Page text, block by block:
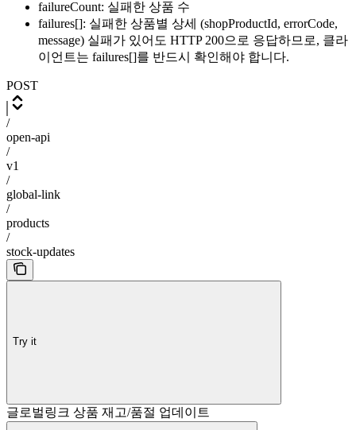
failureCount: 실패한 상품 수
failures[]: 실패한 상품별 상세 (shopProductId, errorCode,
message) 실패가 있어도 HTTP 200으로 응답하므로, 클라
이언트는 failures[]를 반드시 확인해야 합니다.
POST
/
open-api
/
v1
/
global-link
/
products
/
stock-updates
Try it
글로벌링크 상품 재고/품절 업데이트